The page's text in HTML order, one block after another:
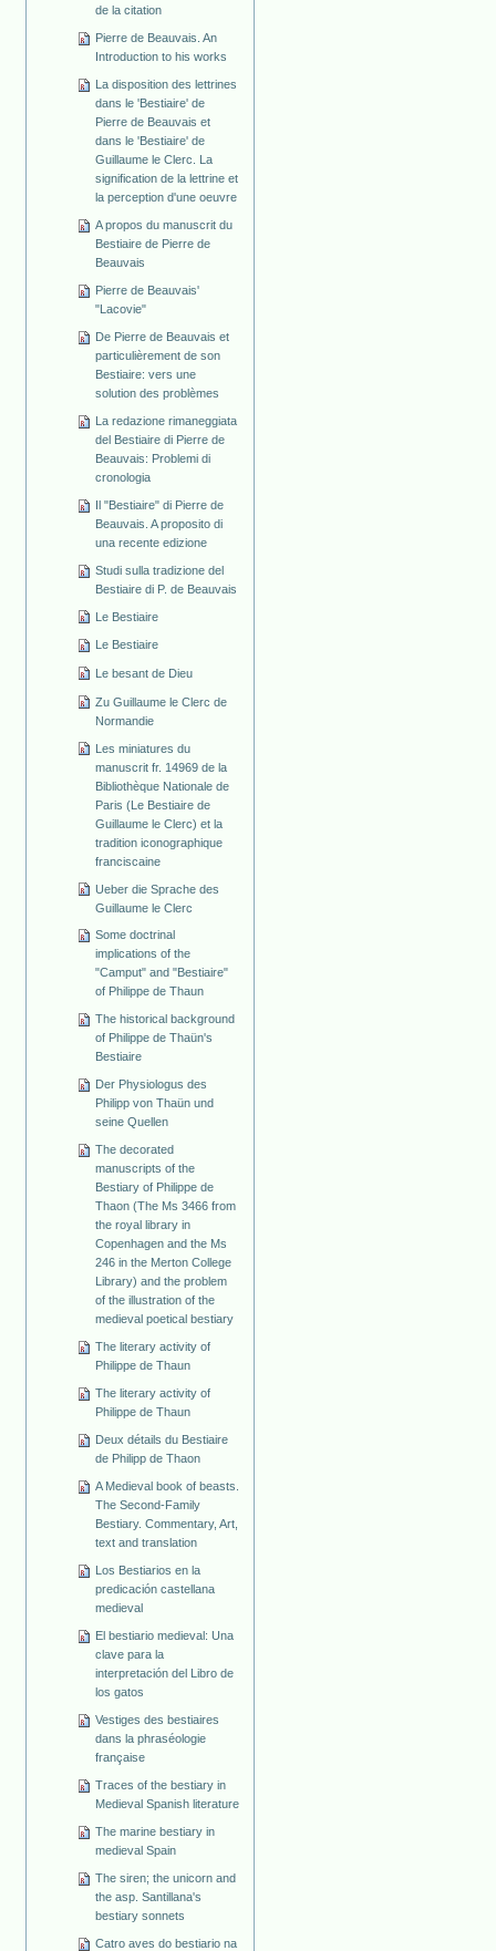
de la citation
Pierre de Beauvais. An
Introduction to his works
La disposition des lettrines
dans le 'Bestiaire' de
Pierre de Beauvais et
dans le 'Bestiaire' de
Guillaume le Clerc. La
signification de la lettrine et
la perception d'une oeuvre
A propos du manuscrit du
Bestiaire de Pierre de
Beauvais
Pierre de Beauvais'
"Lacovie"
De Pierre de Beauvais et
particulièrement de son
Bestiaire: vers une
solution des problèmes
La redazione rimaneggiata
del Bestiaire di Pierre de
Beauvais: Problemi di
cronologia
Il "Bestiaire" di Pierre de
Beauvais. A proposito di
una recente edizione
Studi sulla tradizione del
Bestiaire di P. de Beauvais
Le Bestiaire
Le Bestiaire
Le besant de Dieu
Zu Guillaume le Clerc de
Normandie
Les miniatures du
manuscrit fr. 14969 de la
Bibliothèque Nationale de
Paris (Le Bestiaire de
Guillaume le Clerc) et la
tradition iconographique
franciscaine
Ueber die Sprache des
Guillaume le Clerc
Some doctrinal
implications of the
"Camput" and "Bestiaire"
of Philippe de Thaun
The historical background
of Philippe de Thaün's
Bestiaire
Der Physiologus des
Philipp von Thaün und
seine Quellen
The decorated
manuscripts of the
Bestiary of Philippe de
Thaon (The Ms 3466 from
the royal library in
Copenhagen and the Ms
246 in the Merton College
Library) and the problem
of the illustration of the
medieval poetical bestiary
The literary activity of
Philippe de Thaun
The literary activity of
Philippe de Thaun
Deux détails du Bestiaire
de Philipp de Thaon
A Medieval book of beasts.
The Second-Family
Bestiary. Commentary, Art,
text and translation
Los Bestiarios en la
predicación castellana
medieval
El bestiario medieval: Una
clave para la
interpretación del Libro de
los gatos
Vestiges des bestiaires
dans la phraséologie
française
Traces of the bestiary in
Medieval Spanish literature
The marine bestiary in
medieval Spain
The siren; the unicorn and
the asp. Santillana's
bestiary sonnets
Catro aves do bestiario na